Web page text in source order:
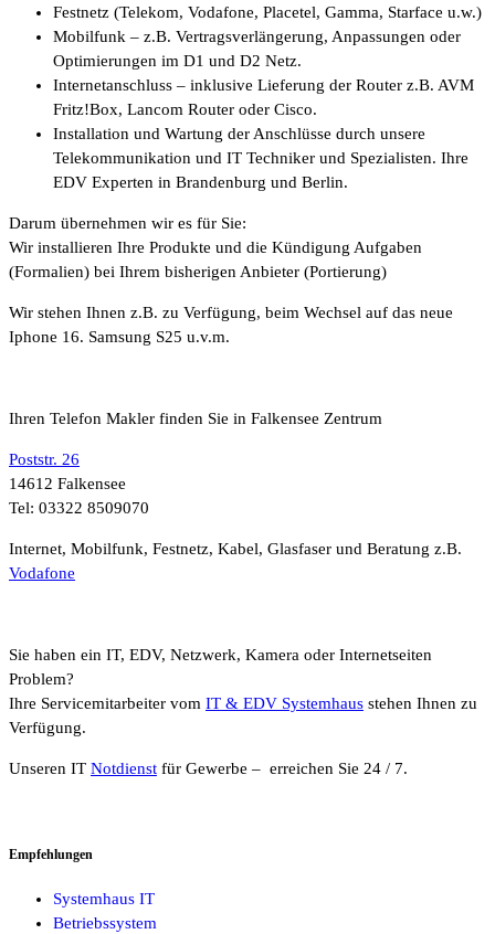
Festnetz (Telekom, Vodafone, Placetel, Gamma, Starface u.w.)
Mobilfunk – z.B. Vertragsverlängerung, Anpassungen oder
Optimierungen im D1 und D2 Netz.
Internetanschluss – inklusive Lieferung der Router z.B. AVM
Fritz!Box, Lancom Router oder Cisco.
Installation und Wartung der Anschlüsse durch unsere
Telekommunikation und IT Techniker und Spezialisten. Ihre
EDV Experten in Brandenburg und Berlin.
Darum übernehmen wir es für Sie:
Wir installieren Ihre Produkte und die Kündigung Aufgaben
(Formalien) bei Ihrem bisherigen Anbieter (Portierung)
Wir stehen Ihnen z.B. zu Verfügung, beim Wechsel auf das neue
Iphone 16. Samsung S25 u.v.m.
Ihren Telefon Makler finden Sie in Falkensee Zentrum
Poststr. 26
14612 Falkensee
Tel: 03322 8509070
Internet, Mobilfunk, Festnetz, Kabel, Glasfaser und Beratung z.B.
Vodafone
Sie haben ein IT, EDV, Netzwerk, Kamera oder Internetseiten
Problem?
Ihre Servicemitarbeiter vom IT & EDV Systemhaus stehen Ihnen zu
Verfügung.
Unseren IT Notdienst für Gewerbe – erreichen Sie 24 / 7.
Empfehlungen
Systemhaus IT
Betriebssystem